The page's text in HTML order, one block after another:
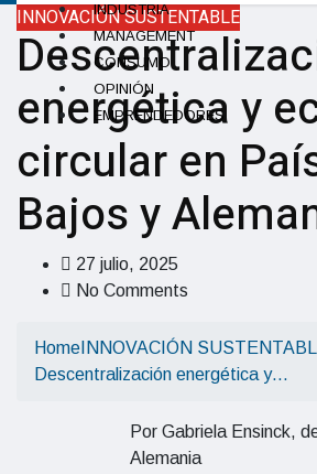
INDUSTRIA
MANAGEMENT
CONSUMO
OPINIÓN
EMPRENDEDORES
INNOVACIÓN SUSTENTABLE
energética y
circular en
Bajos y
27 julio, 2025
No Comments
Home INNOVACIÓN
Descentralización energética y…
Por Gabriela Ensinck,
Alemania